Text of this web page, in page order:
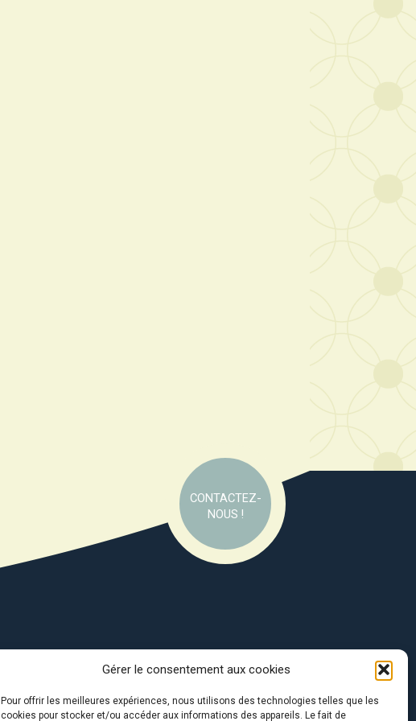
Gérer le consentement aux cookies
Pour offrir les meilleures expériences, nous utilisons des technologies telles que les
cookies pour stocker et/ou accéder aux informations des appareils. Le fait de
CONTACTEZ-
NOUS !
Avec le soutien de :